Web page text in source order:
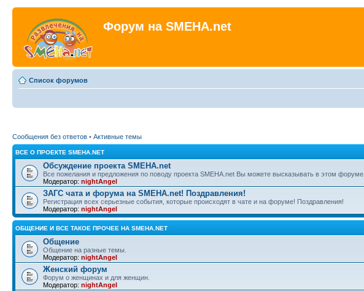
Форум на SMEHA.net
Список форумов
Сообщения без ответов • Активные темы
ВСЕ О ПРОЕКТЕ SMEHA.NET
Обсуждение проекта SMEHA.net
Все пожелания и предложения по поводу проекта SMEHA.net Вы можете высказывать в этом форуме.
Модератор: nightAngel
ЗАГС чата и форума на SMEHA.net! Поздравления!
Регистрация всех серьезные события, которые происходят в чате и на форуме! Поздравления!
Модератор: nightAngel
ОБЩЕНИЕ И ВСЕ ТАКОЕ ПРОЧЕЕ НА SMEHA.NET
Общение
Общение на разные темы.
Модератор: nightAngel
Женский форум
Форум о женщинах и для женщин.
Модератор: nightAngel